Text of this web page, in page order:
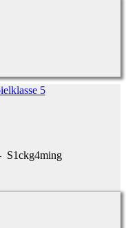
5
S1ckg4ming